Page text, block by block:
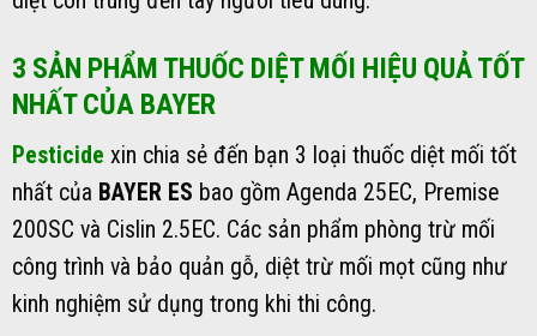
3 SẢN PHẨM THUỐC DIỆT MỐI HIỆU QUẢ TỐT
NHẤT CỦA BAYER
Pesticide xin chia sẻ đến bạn 3 loại thuốc diệt mối tốt
nhất của BAYER ES bao gồm Agenda 25EC, Premise
200SC và Cislin 2.5EC. Các sản phẩm phòng trừ mối
công trình và bảo quản gỗ, diệt trừ mối mọt cũng như
kinh nghiệm sử dụng trong khi thi công.